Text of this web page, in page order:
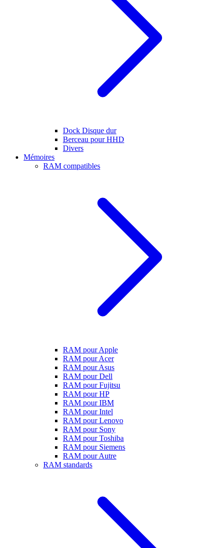
Dock Disque dur
Berceau pour HHD
Divers
Mémoires
RAM compatibles
RAM pour Apple
RAM pour Acer
RAM pour Asus
RAM pour Dell
RAM pour Fujitsu
RAM pour HP
RAM pour IBM
RAM pour Intel
RAM pour Lenovo
RAM pour Sony
RAM pour Toshiba
RAM pour Siemens
RAM pour Autre
RAM standards